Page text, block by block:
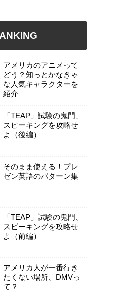
アメリカのアニメって
どう？知っとかなきゃ
な人気キャラクターを
紹介
「TEAP」試験の鬼門、
スピーキングを攻略せ
よ（後編）
そのまま使える！プレ
ゼン英語のパターン集
「TEAP」試験の鬼門、
スピーキングを攻略せ
よ（前編）
アメリカ人が一番行き
たくない場所、DMVっ
て？